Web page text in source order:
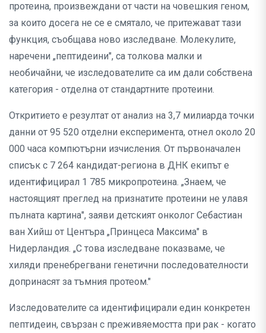
протеина, произвеждани от части на човешкия геном,
за които досега не се е смятало, че притежават тази
функция, съобщава ново изследване. Молекулите,
наречени „пептидеини", са толкова малки и
необичайни, че изследователите са им дали собствена
категория - отделна от стандартните протеини.
Откритието е резултат от анализ на 3,7 милиарда точки
данни от 95 520 отделни експеримента, отнел около 20
000 часа компютърни изчисления. От първоначален
списък с 7 264 кандидат-региона в ДНК екипът е
идентифицирал 1 785 микропротеина. „Знаем, че
настоящият преглед на признатите протеини не улавя
пълната картина", заяви детският онколог Себастиан
ван Хийш от Центъра „Принцеса Максима" в
Нидерландия. „С това изследване показваме, че
хиляди пренебрегвани генетични последователности
допринасят за тъмния протеом."
Изследователите са идентифицирали един конкретен
пептидеин, свързан с преживяемостта при рак - когато